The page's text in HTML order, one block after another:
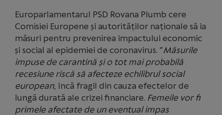
Europarlamentarul PSD Rovana Plumb cere
Comisiei Europene și autorităților naționale să ia
măsuri pentru prevenirea impactului economic
și social al epidemiei de coronavirus. ”Măsurile
impuse de carantină și o tot mai probabilă
recesiune riscă să afecteze echilibrul social
european, încă fragil din cauza efectelor de
lungă durată ale crizei financiare. Femeile vor fi
primele afectate de un eventual impas